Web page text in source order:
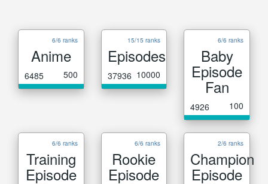
6/6 ranks
Anime
6485 500
15/15 ranks
Episodes
37936 10000
6/6 ranks
Baby
Episode
Fan
4926 100
6/6 ranks
Training
Episode
6/6 ranks
Rookie
Episode
2/6 ranks
Champion
Episode